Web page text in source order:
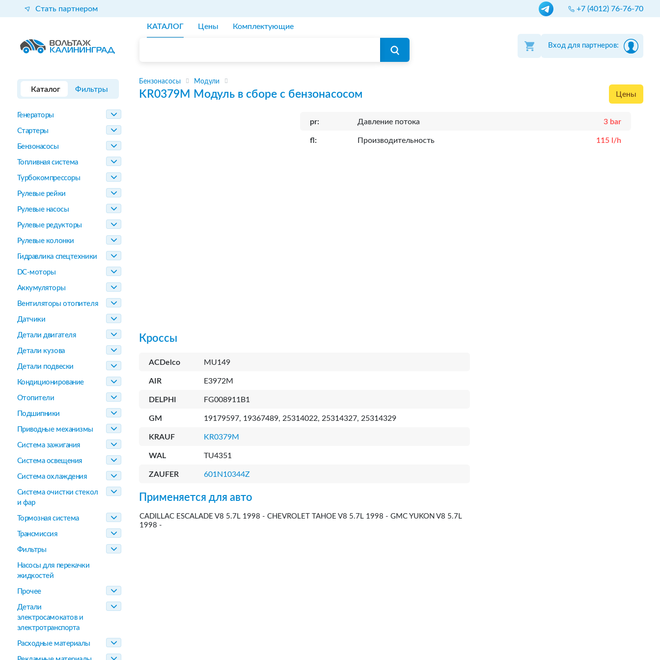
Стать партнером +7 (4012) 76-76-70
КАТАЛОГ Цены Комплектующие
Вход для партнеров:
Каталог Фильтры
Генераторы
Стартеры
Бензонасосы
Топливная система
Турбокомпрессоры
Рулевые рейки
Рулевые насосы
Рулевые редукторы
Рулевые колонки
Гидравлика спецтехники
DC-моторы
Аккумуляторы
Вентиляторы отопителя
Датчики
Детали двигателя
Детали кузова
Детали подвески
Кондиционирование
Отопители
Подшипники
Приводные механизмы
Система зажигания
Система освещения
Система охлаждения
Система очистки стекол
и фар
Тормозная система
Трансмиссия
Фильтры
Насосы для перекачки
жидкостей
Прочее
Детали
электросамокатов и
электротранспорта
Расходные материалы
Бензонасосы Модули
KR0379M Модуль в сборе с бензонасосом Цены
pr: Давление потока 3 bar
fl: Производительность 115 l/h
Кроссы
ACDelco MU149
AIR E3972M
DELPHI FG008911B1
GM 19179597, 19367489, 25314022, 25314327, 25314329
KRAUF KR0379M
WAL TU4351
ZAUFER 601N10344Z
Применяется для авто
CADILLAC ESCALADE V8 5.7L 1998 - CHEVROLET TAHOE V8 5.7L 1998 - GMC YUKON V8 5.7L
1998 -